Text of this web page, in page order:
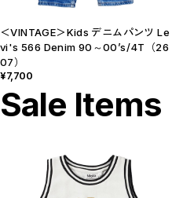
＜VINTAGE＞Kids デニムパンツ Le
vi's 566 Denim 90～00’s/4T（26
07）
¥7,700
Sale Items